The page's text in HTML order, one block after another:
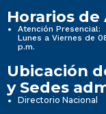
Horarios
Atención Presencial:
Lunes a Viernes de
p.m.
Ubicación
y Sedes
Directorio Nacional